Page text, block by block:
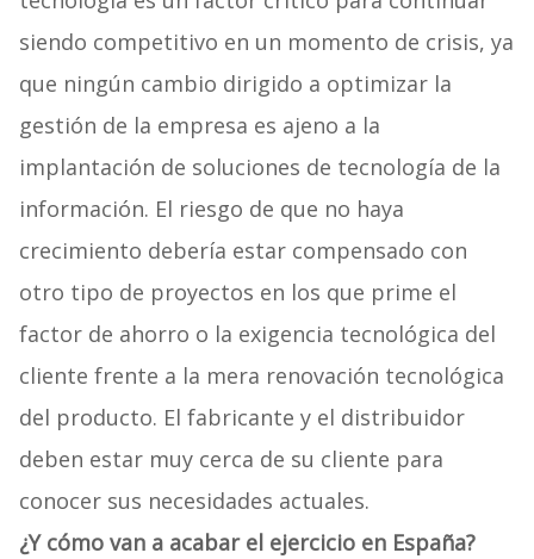
siendo competitivo en un momento de crisis, ya
que ningún cambio dirigido a optimizar la
gestión de la empresa es ajeno a la
implantación de soluciones de tecnología de la
información. El riesgo de que no haya
crecimiento debería estar compensado con
otro tipo de proyectos en los que prime el
factor de ahorro o la exigencia tecnológica del
cliente frente a la mera renovación tecnológica
del producto. El fabricante y el distribuidor
deben estar muy cerca de su cliente para
conocer sus necesidades actuales.
¿Y cómo van a acabar el ejercicio en España?